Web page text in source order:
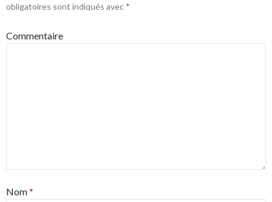
obligatoires sont indiqués avec *
Commentaire
Nom*